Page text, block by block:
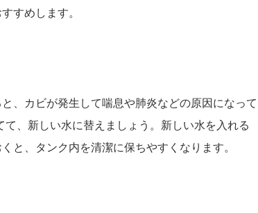
すめします。
、カビが発生して喘息や肺炎などの原因になって
、新しい水に替えましょう。新しい水を入れる
と、タンク内を清潔に保ちやすくなります。